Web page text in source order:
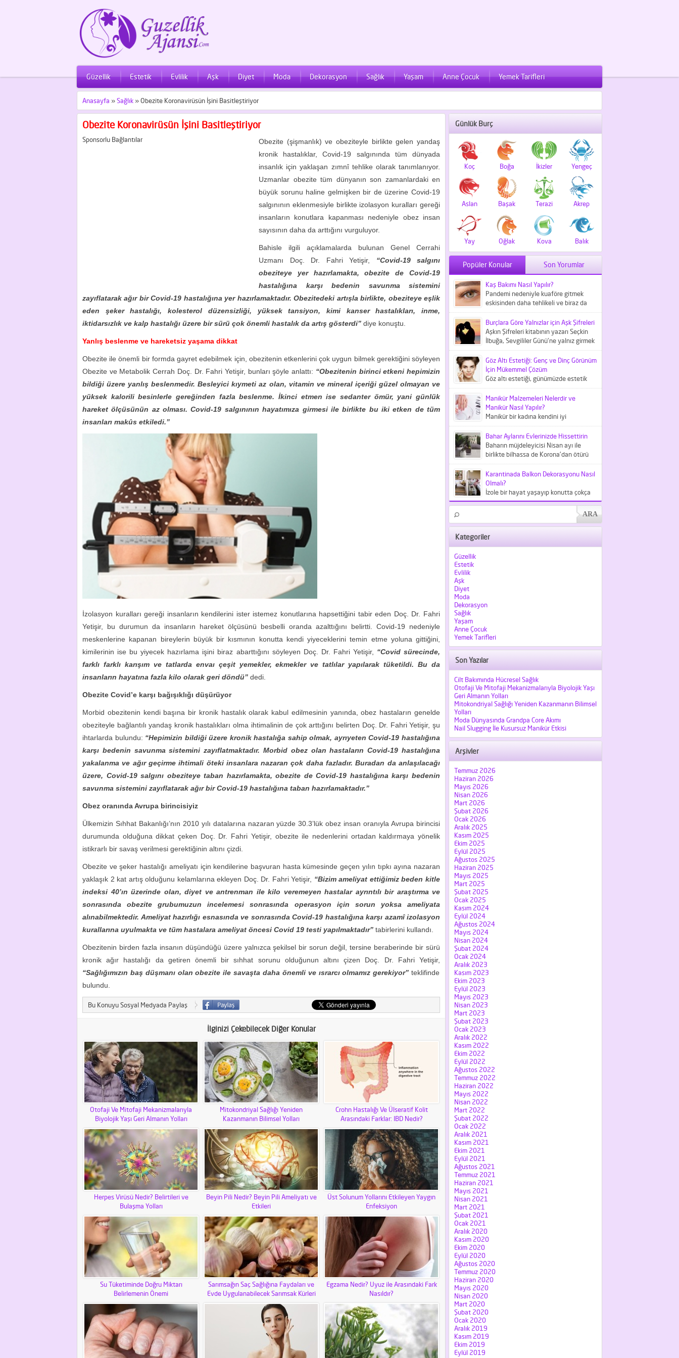
Güzellik Estetik Evlilik Aşk Diyet Moda Dekorasyon Sağlık Yaşam Anne Çocuk Yemek Tarifleri
Anasayfa »Sağlık »Obezite Koronavirüsün İşini Basitleştiriyor
Obezite Koronavirüsün İşini Basitleştiriyor
Sponsorlu Bağlantılar
Obezite (şişmanlık) ve obeziteyle birlikte gelen yandaş
kronik hastalıklar, Covid-19 salgınında tüm dünyada
insanlık için yaklaşan zımnî tehlike olarak tanımlanıyor.
Uzmanlar obezite tüm dünyanın son zamanlardaki en
büyük sorunu haline gelmişken bir de üzerine Covid-19
salgınının eklenmesiyle birlikte izolasyon kuralları gereği
insanların konutlara kapanması nedeniyle obez insan
sayısının daha da arttığını vurguluyor.
Bahisle ilgili açıklamalarda bulunan Genel Cerrahi
Uzmanı Doç. Dr. Fahri Yetişir,
“Covid-19 salgını
obeziteye yer hazırlamakta, obezite de Covid-19
hastalığına karşı bedenin savunma sistemini
zayıflatarak ağır bir Covid-19 hastalığına yer hazırlamaktadır. Obezitedeki artışla birlikte, obeziteye eşlik
eden şeker hastalığı, kolesterol düzensizliği, yüksek tansiyon, kimi kanser hastalıkları, inme,
iktidarsızlık ve kalp hastalığı üzere bir sürü çok önemli hastalık da artış gösterdi” diye konuştu.
Yanlış beslenme ve hareketsiz yaşama dikkat
Obezite ile önemli bir formda gayret edebilmek için, obezitenin etkenlerini çok uygun bilmek gerektiğini söyleyen
Obezite ve Metabolik Cerrah Doç. Dr. Fahri Yetişir, bunları şöyle anlattı: “Obezitenin birinci etkeni hepimizin
bildiği üzere yanlış beslenmedir. Besleyici kıymeti az olan, vitamin ve mineral içeriği güzel olmayan ve
yüksek kalorili besinlerle gereğinden fazla beslenme. İkinci etmen ise sedanter ömür, yani günlük
hareket ölçüsünün az olması. Covid-19 salgınının hayatımıza girmesi ile birlikte bu iki etken de tüm
insanları makûs etkiledi.”
İzolasyon kuralları gereği insanların kendilerini ister istemez konutlarına hapsettiğini tabir eden Doç. Dr. Fahri
Yetişir, bu durumun da insanların hareket ölçüsünü besbelli oranda azalttığını belirtti. Covid-19 nedeniyle
meskenlerine kapanan bireylerin büyük bir kısmının konutta kendi yiyeceklerini temin etme yoluna gittiğini,
kimilerinin ise bu yiyecek hazırlama işini biraz abarttığını söyleyen Doç. Dr. Fahri Yetişir, “Covid sürecinde,
farklı farklı karışım ve tatlarda envaı çeşit yemekler, ekmekler ve tatlılar yapılarak tüketildi. Bu da
insanların hayatına fazla kilo olarak geri döndü” dedi.
Obezite Covid’e karşı bağışıklığı düşürüyor
Morbid obezitenin kendi başına bir kronik hastalık olarak kabul edilmesinin yanında, obez hastaların genelde
obeziteyle bağlantılı yandaş kronik hastalıkları olma ihtimalinin de çok arttığını belirten Doç. Dr. Fahri Yetişir, şu
ihtarlarda bulundu: “Hepimizin bildiği üzere kronik hastalığa sahip olmak, ayrıyeten Covid-19 hastalığına
karşı bedenin savunma sistemini zayıflatmaktadır. Morbid obez olan hastaların Covid-19 hastalığına
yakalanma ve ağır geçirme ihtimali öteki insanlara nazaran çok daha fazladır. Buradan da anlaşılacağı
üzere, Covid-19 salgını obeziteye taban hazırlamakta, obezite de Covid-19 hastalığına karşı bedenin
savunma sistemini zayıflatarak ağır bir Covid-19 hastalığına taban hazırlamaktadır.”
Obez oranında Avrupa birincisiyiz
Ülkemizin Sıhhat Bakanlığı’nın 2010 yılı datalarına nazaran yüzde 30.3’lük obez insan oranıyla Avrupa birincisi
durumunda olduğuna dikkat çeken Doç. Dr. Fahri Yetişir, obezite ile nedenlerini ortadan kaldırmaya yönelik
istikrarlı bir savaş verilmesi gerektiğinin altını çizdi.
Obezite ve şeker hastalığı ameliyatı için kendilerine başvuran hasta kümesinde geçen yılın tıpkı ayına nazaran
yaklaşık 2 kat artış olduğunu kelamlarına ekleyen Doç. Dr. Fahri Yetişir, “Bizim ameliyat ettiğimiz beden kitle
indeksi 40’ın üzerinde olan, diyet ve antrenman ile kilo veremeyen hastalar ayrıntılı bir araştırma ve
sonrasında obezite grubumuzun incelemesi sonrasında operasyon için sorun yoksa ameliyata
alınabilmektedir. Ameliyat hazırlığı esnasında ve sonrasında Covid-19 hastalığına karşı azamî izolasyon
kurallarına uyulmakta ve tüm hastalara ameliyat öncesi Covid 19 testi yapılmaktadır” tabirlerini kullandı.
Obezitenin birden fazla insanın düşündüğü üzere yalnızca şekilsel bir sorun değil, tersine beraberinde bir sürü
kronik ağır hastalığı da getiren önemli bir sıhhat sorunu olduğunun altını çizen Doç. Dr. Fahri Yetişir,
“Sağlığımızın baş düşmanı olan obezite ile savaşta daha önemli ve ısrarcı olmamız gerekiyor”teklifinde
bulundu.
Bu Konuyu Sosyal Medyada Paylaş
İlginizi Çekebilecek Diğer Konular
Otofaji Ve Mitofaji Mekanizmalarıyla
Biyolojik Yaşı Geri Almanın Yolları
Mitokondriyal Sağlığı Yeniden
Kazanmanın Bilimsel Yolları
Crohn Hastalığı Ve Ülseratif Kolit
Arasındaki Farklar: IBD Nedir?
Herpes Virüsü Nedir? Belirtileri ve
Bulaşma Yolları
Beyin Pili Nedir? Beyin Pili Ameliyatı ve
Etkileri
Üst Solunum Yollarını Etkileyen Yaygın
Enfeksiyon
Su Tüketiminde Doğru Miktarı
Belirlemenin Önemi
Sarımsağın Saç Sağlığına Faydaları ve
Evde Uygulanabilecek Sarımsak Kürleri
Egzama Nedir? Uyuz ile Arasındaki Fark
Nasıldır?
Günlük Burç
Koç Boğa İkizler Yengeç
Aslan Başak Terazi Akrep
Yay Oğlak Kova Balık
Popüler Konular Son Yorumlar
Kaş Bakımı Nasıl Yapılır?
Pandemi nedeniyle kuaföre gitmek
eskisinden daha tehlikeli ve biraz da
maliyetli bir iş haline geldi....
Burçlara Göre Yalnızlar için Aşk Şifreleri
Aşkın Şifreleri kitabının yazarı Seçkin
İlbuğa, Sevgililer Günü'ne yalnız girmek
istemeyenler içni aşk şifreleri
hakkında...
Göz Altı Estetiği: Genç ve Dinç Görünüm
İçin Mükemmel Çözüm
Göz altı estetiği, günümüzde estetik
tıbbın önemli bir parçası olarak kabul
edilir ve göz çevresindeki...
Manikür Malzemeleri Nelerdir ve
Manikür Nasıl Yapılır?
Manikür bir kadına kendini iyi
hissettiren kişisel bakım
uygulamalarından biridir. Peki, bunun
için gerekli manikür...
Bahar Aylarını Evlerinizde Hissettirin
Baharın müjdeleyicisi Nisan ayı ile
birlikte bilhassa de Korona'dan ötürü
meskende kaldığımız şu günlerde
kıyafetlerden...
Karantinada Balkon Dekorasyonu Nasıl
Olmalı?
İzole bir hayat yaşayıp konutta çokça
vakit geçirdiğimiz şu günlerde
Kategoriler
Güzellik
Estetik
Evlilik
Aşk
Diyet
Moda
Dekorasyon
Sağlık
Yaşam
Anne Çocuk
Yemek Tarifleri
Son Yazılar
Cilt Bakımında Hücresel Sağlık
Otofaji Ve Mitofaji Mekanizmalarıyla Biyolojik Yaşı
Geri Almanın Yolları
Mitokondriyal Sağlığı Yeniden Kazanmanın Bilimsel
Yolları
Moda Dünyasında Grandpa Core Akımı
Nail Slugging İle Kusursuz Manikür Etkisi
Arşivler
Temmuz 2026
Haziran 2026
Mayıs 2026
Nisan 2026
Mart 2026
Şubat 2026
Ocak 2026
Aralık 2025
Kasım 2025
Ekim 2025
Eylül 2025
Ağustos 2025
Haziran 2025
Mayıs 2025
Mart 2025
Şubat 2025
Ocak 2025
Kasım 2024
Eylül 2024
Ağustos 2024
Mayıs 2024
Nisan 2024
Şubat 2024
Ocak 2024
Aralık 2023
Kasım 2023
Ekim 2023
Eylül 2023
Mayıs 2023
Nisan 2023
Mart 2023
Şubat 2023
Ocak 2023
Aralık 2022
Kasım 2022
Ekim 2022
Eylül 2022
Ağustos 2022
Temmuz 2022
Haziran 2022
Mayıs 2022
Nisan 2022
Mart 2022
Şubat 2022
Ocak 2022
Aralık 2021
Kasım 2021
Ekim 2021
Eylül 2021
Ağustos 2021
Temmuz 2021
Haziran 2021
Mayıs 2021
Nisan 2021
Mart 2021
Şubat 2021
Ocak 2021
Aralık 2020
Kasım 2020
Ekim 2020
Eylül 2020
Ağustos 2020
Temmuz 2020
Haziran 2020
Mayıs 2020
Nisan 2020
Mart 2020
Şubat 2020
Ocak 2020
Aralık 2019
Kasım 2019
Ekim 2019
Eylül 2019